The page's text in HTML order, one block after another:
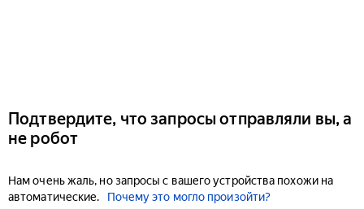
Подтвердите, что запросы отправляли вы, а
не робот
Нам очень жаль, но запросы с вашего устройства похожи на
автоматические.
Почему это могло произойти?